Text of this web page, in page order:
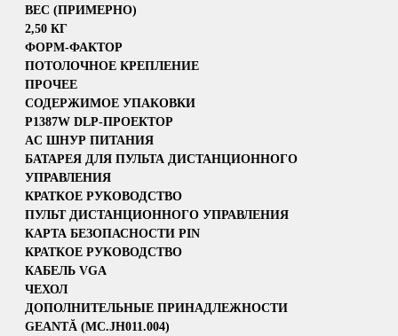
ВЕС (ПРИМЕРНО)
2,50 КГ
ФОРМ-ФАКТОР
ПОТОЛОЧНОЕ КРЕПЛЕНИЕ
ПРОЧЕЕ
СОДЕРЖИМОЕ УПАКОВКИ
P1387W DLP-ПРОЕКТОР
AC ШНУР ПИТАНИЯ
БАТАРЕЯ ДЛЯ ПУЛЬТА ДИСТАНЦИОННОГО
УПРАВЛЕНИЯ
КРАТКОЕ РУКОВОДСТВО
ПУЛЬТ ДИСТАНЦИОННОГО УПРАВЛЕНИЯ
КАРТА БЕЗОПАСНОСТИ PIN
КРАТКОЕ РУКОВОДСТВО
КАБЕЛЬ VGA
ЧЕХОЛ
ДОПОЛНИТЕЛЬНЫЕ ПРИНАДЛЕЖНОСТИ
GEANTĂ (MC.JH011.004)